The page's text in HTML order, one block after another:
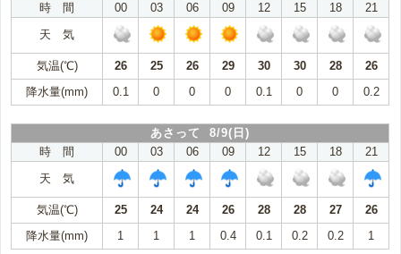
時 間
00 03 06 09 12 15 18
21
天 気
気温(℃) 26 25 26 29 30 30 28
26
降水量(mm)
0.1 0 0 0 0.1 0 0 0.2
あさって 8/9(日)
時 間
00 03 06 09 12 15 18
21
天 気
気温(℃) 25 24 24 26 28 28 27
26
降水量(mm)
1 1 1 0.4 0.1 0.2 0.2 1